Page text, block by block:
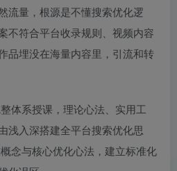
流量，根源是不懂搜索优化逻
不符合平台收录规则、视频内容
品埋没在海量内容里，引流和转
体系授课，理论心法、实用工
浅入深搭建全平台搜索优化思
念与核心优化心法，建立标准化